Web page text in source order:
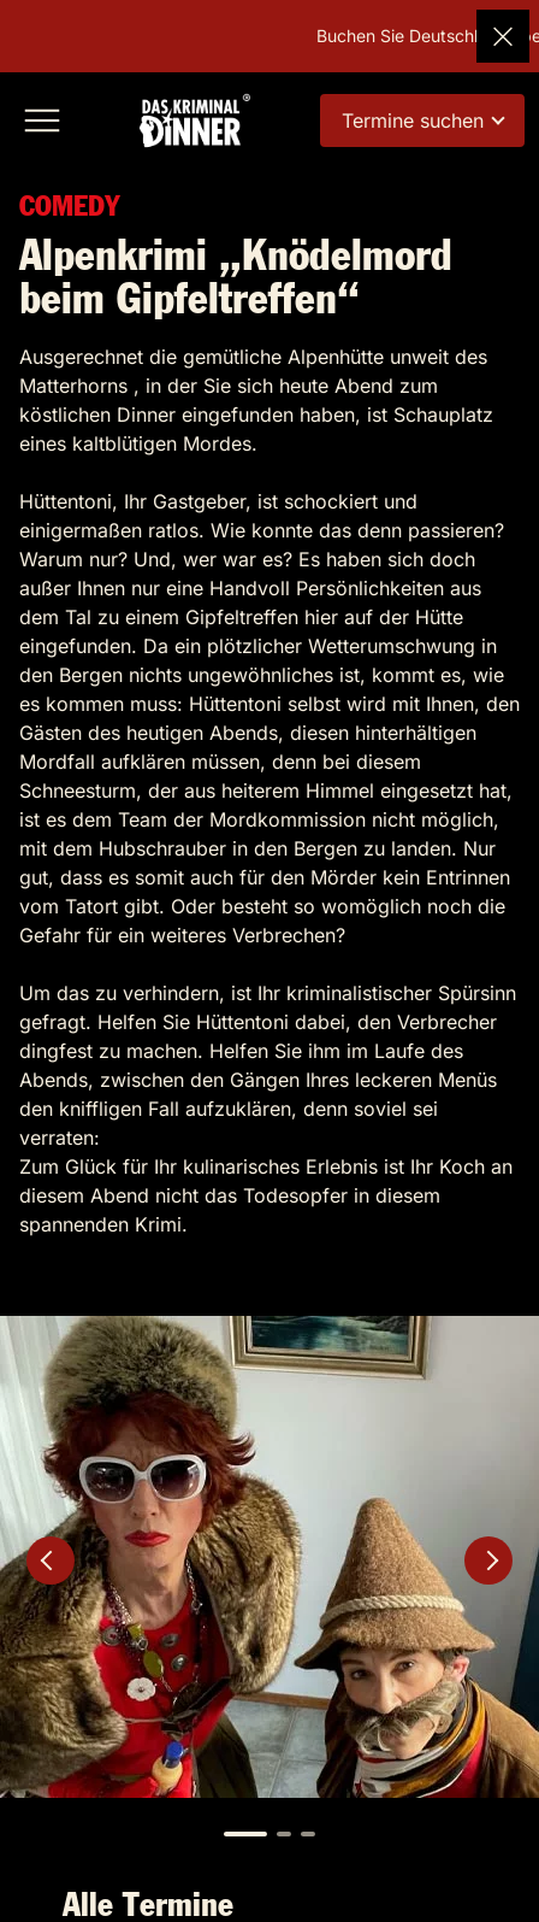
Buchen Sie Deutschlands
Termine suchen
COMEDY
Alpenkrimi „Knödelmord
beim Gipfeltreffen“
Ausgerechnet die gemütliche Alpenhütte unweit des
Matterhorns , in der Sie sich heute Abend zum
köstlichen Dinner eingefunden haben, ist Schauplatz
eines kaltblütigen Mordes.
Hüttentoni, Ihr Gastgeber, ist schockiert und
einigermaßen ratlos. Wie konnte das denn passieren?
Warum nur? Und, wer war es? Es haben sich doch
außer Ihnen nur eine Handvoll Persönlichkeiten aus
dem Tal zu einem Gipfeltreffen hier auf der Hütte
eingefunden. Da ein plötzlicher Wetterumschwung in
den Bergen nichts ungewöhnliches ist, kommt es, wie
es kommen muss: Hüttentoni selbst wird mit Ihnen, den
Gästen des heutigen Abends, diesen hinterhältigen
Mordfall aufklären müssen, denn bei diesem
Schneesturm, der aus heiterem Himmel eingesetzt hat,
ist es dem Team der Mordkommission nicht möglich,
mit dem Hubschrauber in den Bergen zu landen. Nur
gut, dass es somit auch für den Mörder kein Entrinnen
vom Tatort gibt. Oder besteht so womöglich noch die
Gefahr für ein weiteres Verbrechen?
Um das zu verhindern, ist Ihr kriminalistischer Spürsinn
gefragt. Helfen Sie Hüttentoni dabei, den Verbrecher
dingfest zu machen. Helfen Sie ihm im Laufe des
Abends, zwischen den Gängen Ihres leckeren Menüs
den kniffligen Fall aufzuklären, denn soviel sei
verraten:
Zum Glück für Ihr kulinarisches Erlebnis ist Ihr Koch an
diesem Abend nicht das Todesopfer in diesem
spannenden Krimi.
Alle Termine